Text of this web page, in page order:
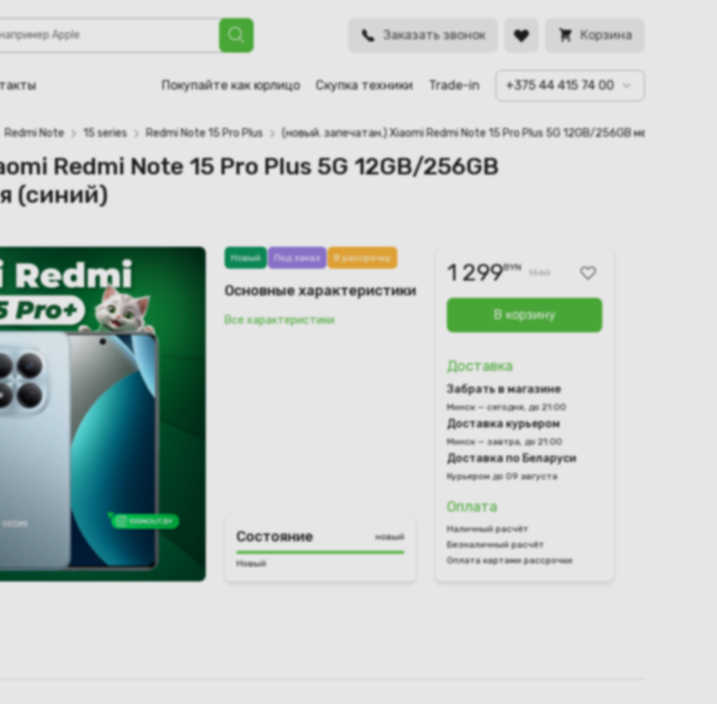
Заказать звонок Корзина
Покупайте как юрлицо Скупка техники Trade-in +375 44 415 74 00
Note 15 Pro Plus 5G 12GB/256GB международная версия (синий)
Redmi Note 15 series Redmi Note 15 Pro Plus (новый. запечатан.) Xiaomi Redmi Note 15 Pro Plus 5G 12GB/256GB
Redmi Note 15 Pro Plus 5G 12GB/256GB
(синий)
Новый Под заказ В рассрочку
Основные характеристики
Все характеристики
Состояние новый
Новый
1 299BYN 1560
В корзину
Доставка
Забрать в магазине
Минск — сегодня, до 21:00
Доставка курьером
Минск — завтра, до 21:00
Доставка по Беларуси
Курьером до 09 августа
Оплата
Наличный расчёт
Безналичный расчёт
Оплата картами рассрочки